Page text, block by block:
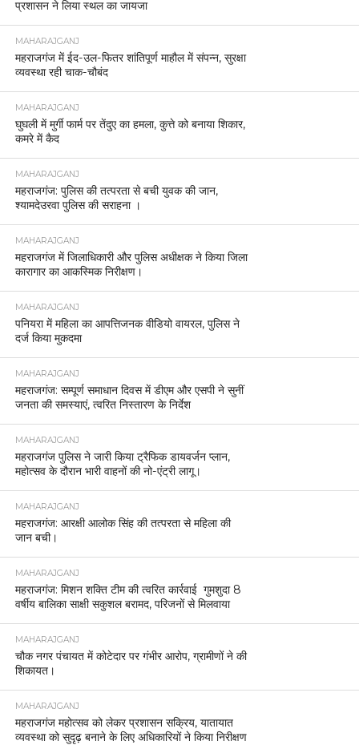
प्रशासन ने लिया स्थल का जायजा
MAHARAJGANJ
महराजगंज में ईद-उल-फितर शांतिपूर्ण माहौल में संपन्न, सुरक्षा
व्यवस्था रही चाक-चौबंद
MAHARAJGANJ
घुघली में मुर्गी फार्म पर तेंदुए का हमला, कुत्ते को बनाया शिकार,
कमरे में कैद
MAHARAJGANJ
महराजगंज: पुलिस की तत्परता से बची युवक की जान,
श्यामदेउरवा पुलिस की सराहना ।
MAHARAJGANJ
महराजगंज में जिलाधिकारी और पुलिस अधीक्षक ने किया जिला
कारागार का आकस्मिक निरीक्षण।
MAHARAJGANJ
पनियरा में महिला का आपत्तिजनक वीडियो वायरल, पुलिस ने
दर्ज किया मुकदमा
MAHARAJGANJ
महराजगंज: सम्पूर्ण समाधान दिवस में डीएम और एसपी ने सुनीं
जनता की समस्याएं, त्वरित निस्तारण के निर्देश
MAHARAJGANJ
महराजगंज पुलिस ने जारी किया ट्रैफिक डायवर्जन प्लान,
महोत्सव के दौरान भारी वाहनों की नो-एंट्री लागू।
MAHARAJGANJ
महराजगंज: आरक्षी आलोक सिंह की तत्परता से महिला की
जान बची।
MAHARAJGANJ
महराजगंज: मिशन शक्ति टीम की त्वरित कार्रवाई गुमशुदा 8
वर्षीय बालिका साक्षी सकुशल बरामद, परिजनों से मिलवाया
MAHARAJGANJ
चौक नगर पंचायत में कोटेदार पर गंभीर आरोप, ग्रामीणों ने की
शिकायत।
MAHARAJGANJ
महराजगंज महोत्सव को लेकर प्रशासन सक्रिय, यातायात
व्यवस्था को सुदृढ़ बनाने के लिए अधिकारियों ने किया निरीक्षण